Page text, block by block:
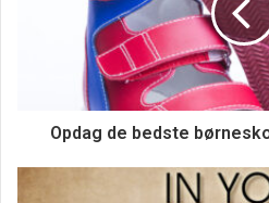
Opdag de bedste